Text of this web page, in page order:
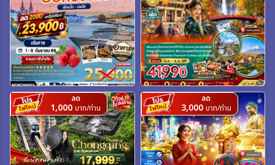
ลด
1,000 บาท/ท่าน
ลด
3,000 บาท/ท่าน